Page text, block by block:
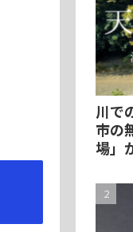
川で
市の
場」